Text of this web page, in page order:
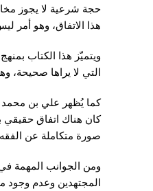
حجة شرعية لا يجوز
هذا الاتفاق، وهو أمر
ويتميّز هذا الكتاب
التي لا يراها صحيحة،
كما يُظهر علي بن محمد
كان هناك اتفاق حقيقي
صورة متكاملة عن
ومن الجوانب المهمة
المجتهدين وعدم وجود